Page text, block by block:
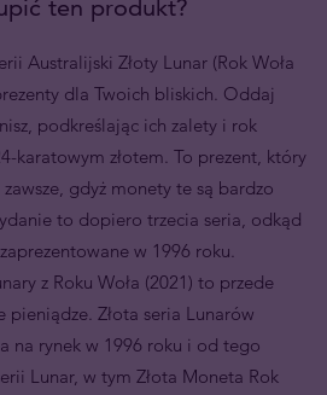
ten produkt?
Australijski Złoty Lunar (Rok Woła
dla Twoich bliskich. Oddaj
podkreślając ich zalety i rok
karatowym złotem. To prezent, który
gdyż monety te są bardzo
to dopiero trzecia seria, odkąd
w 1996 roku.
z Roku Woła (2021) to przede
pieniądze. Złota seria Lunarów
na rynek w 1996 roku i od tego
Lunar, w tym Złota Moneta Rok